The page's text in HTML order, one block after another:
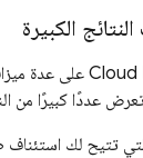
الكبيرة
Cloud على عدة
عددًا كبيرًا من
تتيح لك